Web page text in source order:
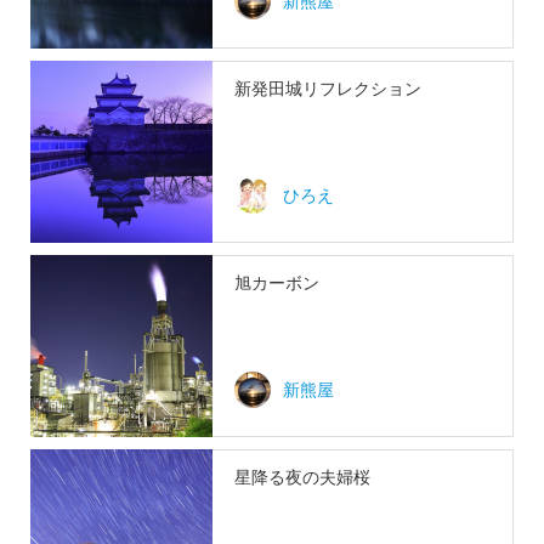
新発田城リフレクション
ひろえ
旭カーボン
新熊屋
星降る夜の夫婦桜